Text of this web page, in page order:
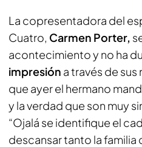
La copresentadora del
Cuatro, Carmen Porter,
acontecimiento y no ha
impresión a través de
que ayer el hermano
y la verdad que son muy
“Ojalá se identifique el
descansar tanto la familia